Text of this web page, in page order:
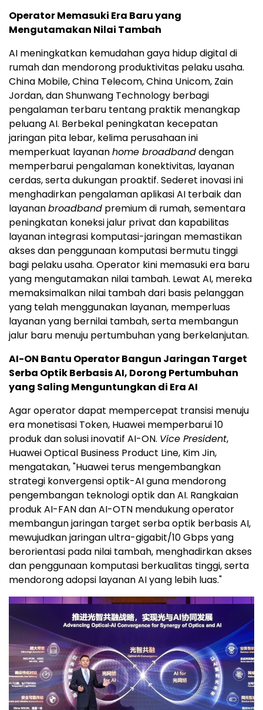
Operator Memasuki Era Baru yang
Mengutamakan Nilai Tambah
AI meningkatkan kemudahan gaya hidup digital di
rumah dan mendorong produktivitas pelaku usaha.
China Mobile, China Telecom, China Unicom, Zain
Jordan, dan Shunwang Technology berbagi
pengalaman terbaru tentang praktik menangkap
peluang AI. Berbekal peningkatan kecepatan
jaringan pita lebar, kelima perusahaan ini
memperkuat layananhome broadbanddengan
memperbarui pengalaman konektivitas, layanan
cerdas, serta dukungan proaktif. Sederet inovasi ini
menghadirkan pengalaman aplikasi AI terbaik dan
layananbroadband premium di rumah, sementara
peningkatan koneksi jalur privat dan kapabilitas
layanan integrasi komputasi-jaringan memastikan
akses dan penggunaan komputasi bermutu tinggi
bagi pelaku usaha. Operator kini memasuki era baru
yang mengutamakan nilai tambah. Lewat AI, mereka
memaksimalkan nilai tambah dari basis pelanggan
yang telah menggunakan layanan, memperluas
layanan yang bernilai tambah, serta membangun
jalur baru menuju pertumbuhan yang berkelanjutan.
AI-ON Bantu Operator Bangun Jaringan Target
Serba Optik Berbasis AI, Dorong Pertumbuhan
yang Saling Menguntungkan di Era AI
Agar operator dapat mempercepat transisi menuju
era monetisasi Token, Huawei memperbarui 10
produk dan solusi inovatif AI-ON. Vice President,
Huawei Optical Business Product Line, Kim Jin,
mengatakan, "Huawei terus mengembangkan
strategi konvergensi optik-AI guna mendorong
pengembangan teknologi optik dan AI. Rangkaian
produk AI-FAN dan AI-OTN mendukung operator
membangun jaringan target serba optik berbasis AI,
mewujudkan jaringan ultra-gigabit/10 Gbps yang
berorientasi pada nilai tambah, menghadirkan akses
dan penggunaan komputasi berkualitas tinggi, serta
mendorong adopsi layanan AI yang lebih luas."